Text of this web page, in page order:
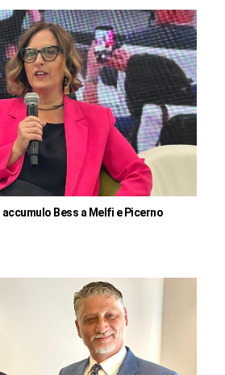
Bess a Melfi e Picerno